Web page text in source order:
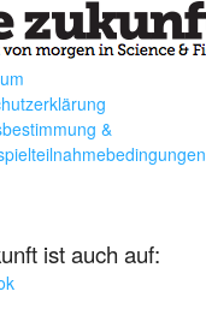
&
ist auch auf: